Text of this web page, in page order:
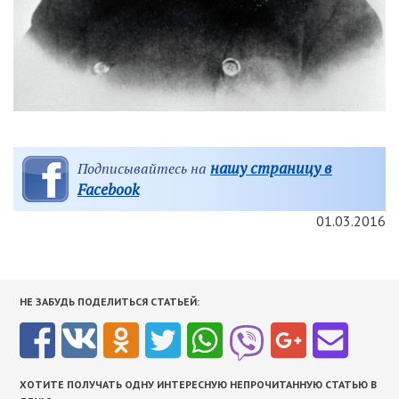
Подписывайтесь на нашу страницу в
Facebook
01.03.2016
НЕ ЗАБУДЬ ПОДЕЛИТЬСЯ СТАТЬЕЙ:
ХОТИТЕ ПОЛУЧАТЬ ОДНУ ИНТЕРЕСНУЮ НЕПРОЧИТАННУЮ СТАТЬЮ В